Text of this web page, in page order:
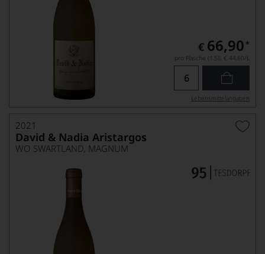
€ 66,90 *
pro Flasche (1.5l), € 44,60/L
Lebensmittel­angaben
2021
David & Nadia Aristargos
WO SWARTLAND, MAGNUM